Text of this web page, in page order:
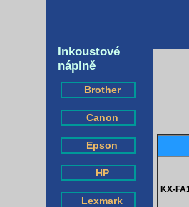
Inkoustové
náplně
Brother
Canon
Epson
HP
Lexmark
KX-